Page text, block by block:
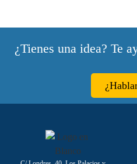
¿Tienes una idea? Te